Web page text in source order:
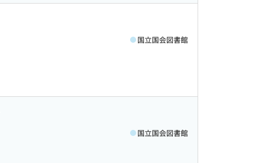
国立国会図書館
国立国会図書館